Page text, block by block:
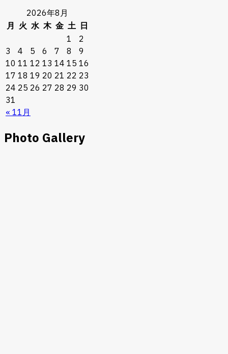
2026年8月
月 火 水 木 金 土 日
« 11月
1
2
3
4 5 6 7 8
9
10 11 12 13 14 15 16
17 18 19 20 21 22 23
24 25 26 27 28 29 30
31
Photo Gallery